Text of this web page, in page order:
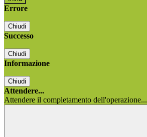
Errore
Chiudi
Successo
Chiudi
Informazione
Chiudi
Attendere...
Attendere il completamento dell'operazione...